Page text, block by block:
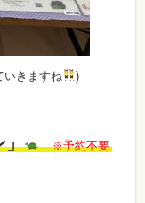
いきますね )
」 ※予約不要